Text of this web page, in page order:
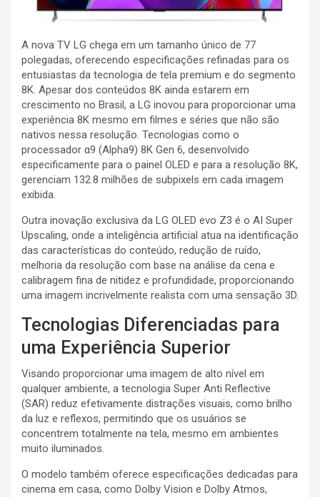
A nova TV LG chega em um tamanho único de 77
polegadas, oferecendo especificações refinadas para os
entusiastas da tecnologia de tela premium e do segmento
8K. Apesar dos conteúdos 8K ainda estarem em
crescimento no Brasil, a LG inovou para proporcionar uma
experiência 8K mesmo em filmes e séries que não são
nativos nessa resolução. Tecnologias como o
processador α9 (Alpha9) 8K Gen 6, desenvolvido
especificamente para o painel OLED e para a resolução 8K,
gerenciam 132.8 milhões de subpixels em cada imagem
exibida.
Outra inovação exclusiva da LG OLED evo Z3 é o AI Super
Upscaling, onde a inteligência artificial atua na identificação
das características do conteúdo, redução de ruído,
melhoria da resolução com base na análise da cena e
calibragem fina de nitidez e profundidade, proporcionando
uma imagem incrivelmente realista com uma sensação 3D.
Tecnologias Diferenciadas para
uma Experiência Superior
Visando proporcionar uma imagem de alto nível em
qualquer ambiente, a tecnologia Super Anti Reflective
(SAR) reduz efetivamente distrações visuais, como brilho
da luz e reflexos, permitindo que os usuários se
concentrem totalmente na tela, mesmo em ambientes
muito iluminados.
O modelo também oferece especificações dedicadas para
cinema em casa, como Dolby Vision e Dolby Atmos,